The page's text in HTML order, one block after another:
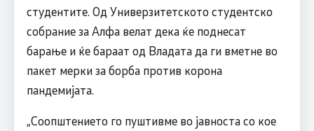
студентите. Од Универзитетското студентско
собрание за Алфа велат дека ќе поднесат
барање и ќе бараат од Владата да ги вметне во
пакет мерки за борба против корона
пандемијата.
„Соопштението го пуштивме во јавноста со кое